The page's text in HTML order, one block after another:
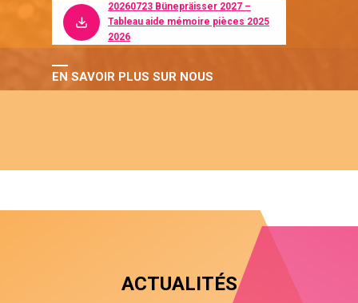
20260723 Bünepräisser 2027 –
Tableau aide mémoire pièces 2025
2026
EN SAVOIR PLUS SUR NOUS
ACTUALITÉS